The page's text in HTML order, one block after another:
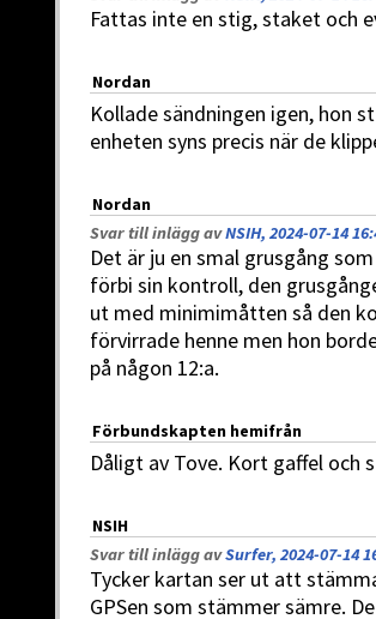
Fattas inte en stig, staket och
Nordan
Kollade sändningen igen, hon
enheten syns precis när de
Nordan
Svar till inlägg avNSIH, 2024-07-14
Det är ju en smal grusgång
förbi sin kontroll, den
ut med minimimåtten så den
förvirrade henne men hon
på någon 12:a.
Förbundskapten hemifrån
Dåligt av Tove. Kort gaffel och
NSIH
Svar till inlägg avSurfer, 2024-07-14
Tycker kartan ser ut att
GPSen som stämmer sämre.